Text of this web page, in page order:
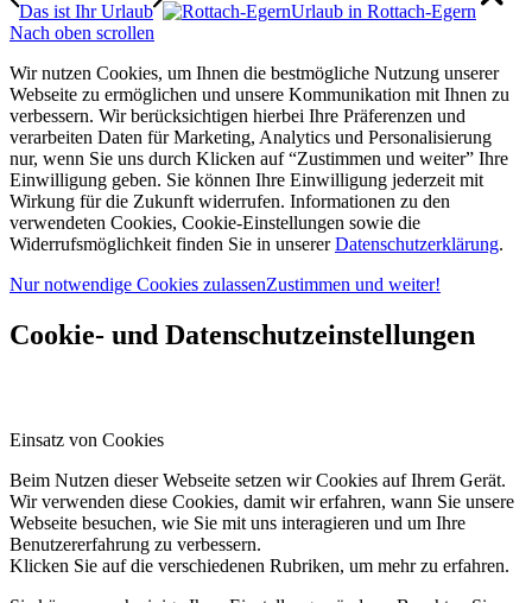
Das ist Ihr Urlaub
Urlaub in Rottach-Egern
Nach oben scrollen
Wir nutzen Cookies, um Ihnen die bestmögliche Nutzung unserer
Webseite zu ermöglichen und unsere Kommunikation mit Ihnen zu
verbessern. Wir berücksichtigen hierbei Ihre Präferenzen und
verarbeiten Daten für Marketing, Analytics und Personalisierung
nur, wenn Sie uns durch Klicken auf “Zustimmen und weiter” Ihre
Einwilligung geben. Sie können Ihre Einwilligung jederzeit mit
Wirkung für die Zukunft widerrufen. Informationen zu den
verwendeten Cookies, Cookie-Einstellungen sowie die
Widerrufsmöglichkeit finden Sie in unsererDatenschutzerklärung.
Nur notwendige Cookies zulassenZustimmen und weiter!
Cookie- und Datenschutzeinstellungen
Einsatz von Cookies
Beim Nutzen dieser Webseite setzen wir Cookies auf Ihrem Gerät.
Wir verwenden diese Cookies, damit wir erfahren, wann Sie unsere
Webseite besuchen, wie Sie mit uns interagieren und um Ihre
Benutzererfahrung zu verbessern.
Klicken Sie auf die verschiedenen Rubriken, um mehr zu erfahren.